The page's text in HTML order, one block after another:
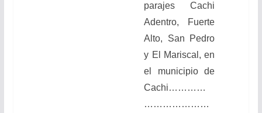
parajes Cachi
Adentro, Fuerte
Alto, San Pedro
y El Mariscal, en
el municipio de
Cachi…………
…………………